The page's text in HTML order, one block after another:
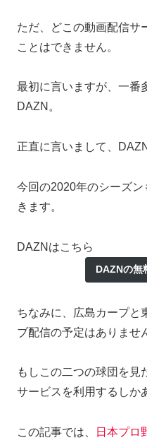
ただ、どこの動画配信サ
ことはできません。
最初に言いますが、 一番
DAZN。
正直に言いまして、
今回の2020年のシーズ
きます。
DAZNはこちら
DAZNの無
ちなみに、広島カープと
ブ配信の予定はありませ
もしこの二つの球団を見
サービスを利用するしか
この記事では、
日本プロ